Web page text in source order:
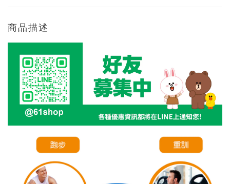
商品描述